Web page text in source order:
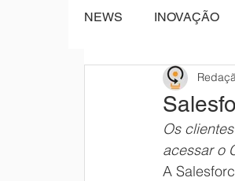
NEWS INOVAÇÃO
BRAND POST
Os
acessar o
A